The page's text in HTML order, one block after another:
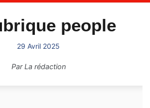
people
29 Avril 2025
ParLa rédaction